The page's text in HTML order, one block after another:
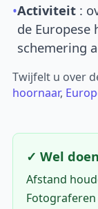
•Activiteit :
de Europese
schemering
Twijfelt u over
hoornaar,
✓ Wel doen
Afstand